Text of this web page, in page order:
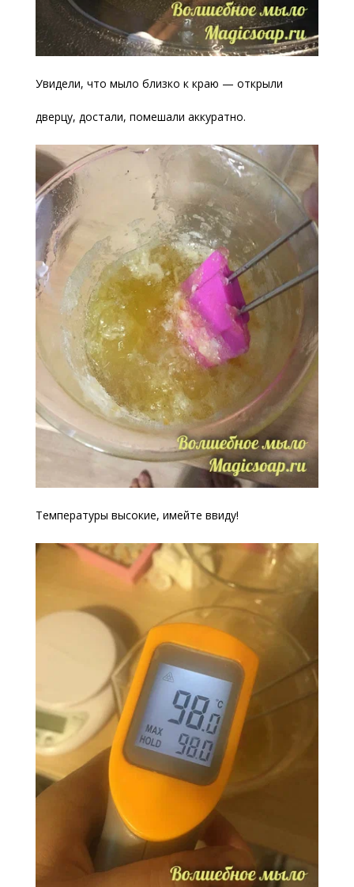
Увидели, что мыло близко к краю — открыли
дверцу, достали, помешали аккуратно.
Температуры высокие, имейте ввиду!